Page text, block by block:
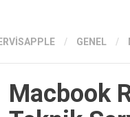
/ GENEL /
Macbook